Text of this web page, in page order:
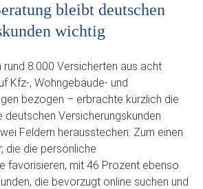
bleibt deutschen
wichtig
rund 8.000 Versicherten aus acht
Kfz-, Wohngebäude- und
bezogen – erbrachte kürzlich die
deutschen Versicherungskunden
Feldern herausstechen: Zum einen
die die persönliche
favorisieren, mit 46 Prozent ebenso
die bevorzugt online suchen und